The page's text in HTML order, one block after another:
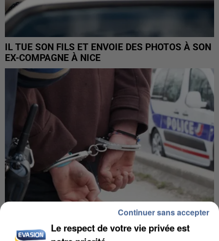
IL TUE SON FILS ET ENVOIE DES PHOTOS À SON
EX-COMPAGNE À NICE
L’UN DES FONDATEURS SUPPOSÉS DE LA DZ
Le respect de votre vie privée est
Continuer sans accepter